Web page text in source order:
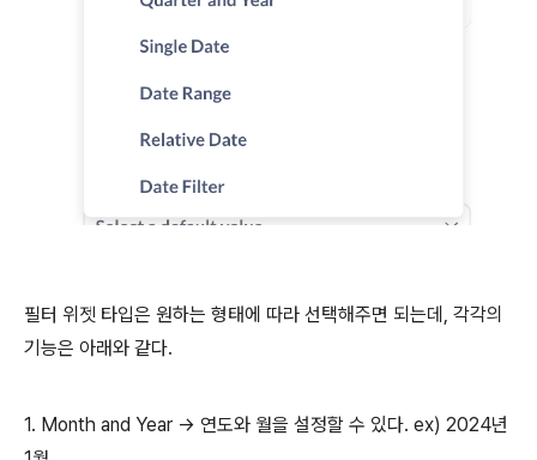
필터 위젯 타입은 원하는 형태에 따라 선택해주면 되는데, 각각의
기능은 아래와 같다.
1. Month and Year -> 연도와 월을 설정할 수 있다. ex) 2024년